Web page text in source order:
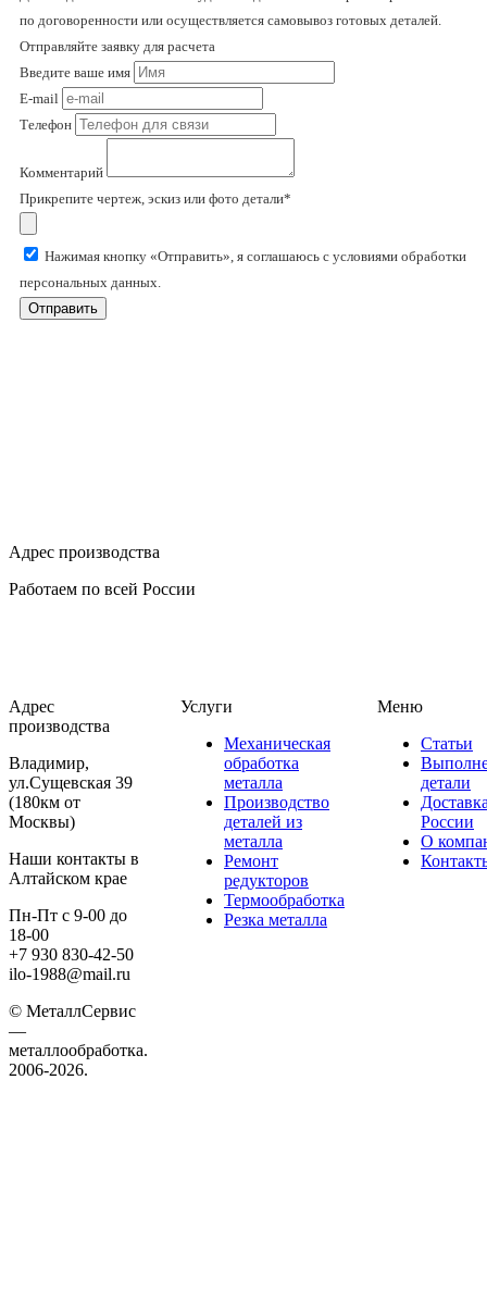
по договоренности или осуществляется самовывоз готовых деталей.
Отправляйте заявку для расчета
Введите ваше имя
E-mail
Телефон
Комментарий
Прикрепите чертеж, эскиз или фото детали*
Нажимая кнопку «Отправить», я соглашаюсь с условиями обработки
персональных данных.
Отправить
Адрес производства
Работаем по всей России
Адрес
производства
Владимир,
ул.Сущевская 39
(180км от
Москвы)
Наши контакты в
Алтайском крае
Пн-Пт с 9-00 до
18-00
+7 930 830-42-50
ilo-1988@mail.ru
© МеталлСервис
—
металлообработка.
2006-2026.
Услуги
Механическая
обработка
металла
Производство
деталей из
металла
Ремонт
редукторов
Термообработка
Резка металла
Меню
Статьи
детали
России
О